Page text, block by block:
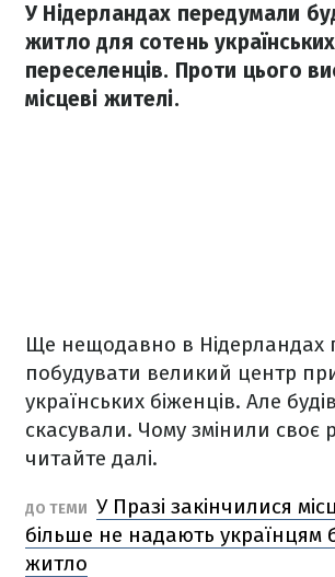
У Нідерландах передумали
житло для сотень українських
переселенців. Проти цього
місцеві жителі.
Ще нещодавно в Нідерландах
побудувати великий центр
українських біженців. Але
скасували. Чому змінили своє
читайте далі.
ДО ТЕМИ У Празі закінчилися
більше не надають українцям
житло